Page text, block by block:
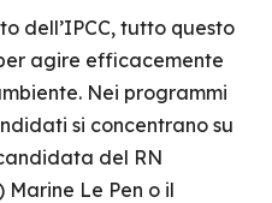
dell’IPCC, tutto questo
agire efficacemente
Nei programmi
si concentrano su
del RN
Le Pen o il